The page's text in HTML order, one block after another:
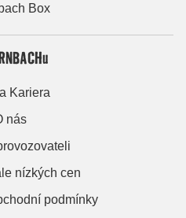
Box
Kariera
nás
nízkých cen
podmínky